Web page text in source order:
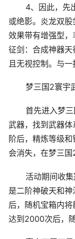
4、因此，先
或绝影。炎龙双
效果带有增强型
征剑：合成神器
且无视控制。与一
梦三国2寰宇
首先进入梦
武器，找到武器
阶后，精炼等级
会消失，在梦三国
活动期间收
是二阶神破天和
后，随机宝箱内
达到2000次后，